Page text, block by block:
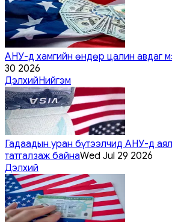
АНУ-д хамгийн өндөр цалин авдаг
30 2026
ДэлхийНийгэм
Гадаадын уран бүтээлчид АНУ-д
татгалзаж байнаWed Jul 29 2026
Дэлхий